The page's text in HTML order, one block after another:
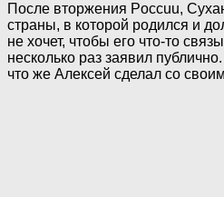
После втopжения Poccuu,
страны, в которой родился и
не хочет, чтобы его что-то
несколько раз заявил
что же Алексей сделал со